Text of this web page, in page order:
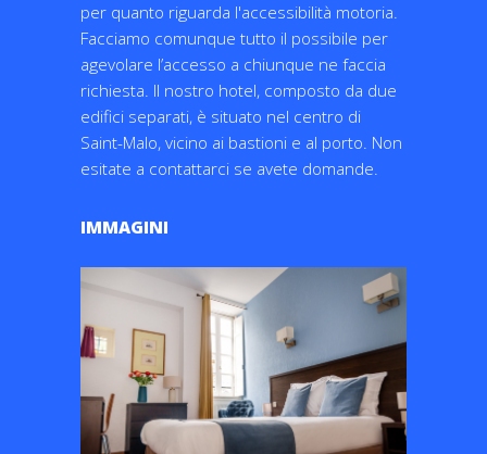
per quanto riguarda l'accessibilità motoria.
Facciamo comunque tutto il possibile per
agevolare l’accesso a chiunque ne faccia
richiesta. Il nostro hotel, composto da due
edifici separati, è situato nel centro di
Saint-Malo, vicino ai bastioni e al porto. Non
esitate a contattarci se avete domande.
IMMAGINI